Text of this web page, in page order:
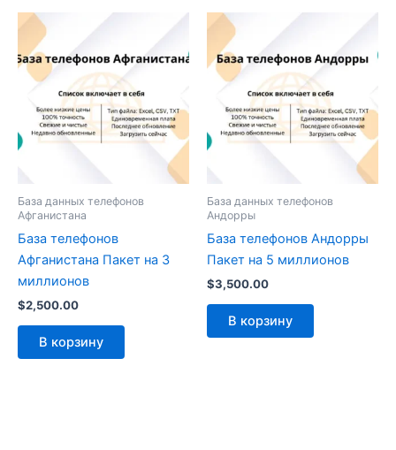
База данных телефонов
Афганистана
База телефонов
Афганистана Пакет на 3
миллионов
$2,500.00
В корзину
База данных телефонов
Андорры
База телефонов Андорры
Пакет на 5 миллионов
$3,500.00
В корзину